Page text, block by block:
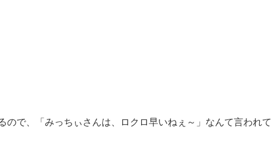
で、「みっちぃさんは、ロクロ早いねぇ～」なんて言われて